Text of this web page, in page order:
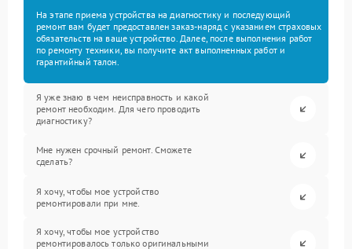
На этапе приема устройства на диагностику и последующий
ремонт вам будет предоставлен заказ-наряд с указанием страховых
обязательств на ваше устройство. Далее, после выполнения работ
по ремонту техники, вы получите акт выполненных работ и
гарантийный талон.
Я уже знаю в чем неисправность и какой
ремонт необходим. Для чего проводить
диагностику?
Мне нужен срочный ремонт. Сможете
сделать?
Я хочу, чтобы мое устройство
ремонтировали при мне.
Я хочу, чтобы мое устройство
ремонтировалось только оригинальными